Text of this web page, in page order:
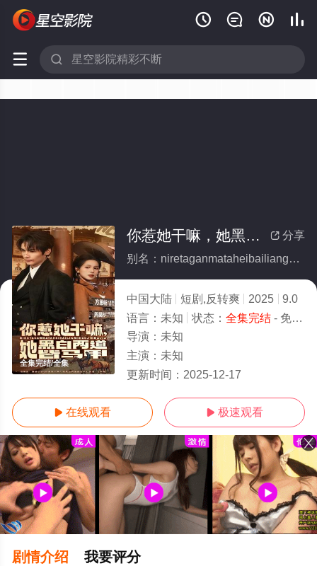
   
 
全集完结/全集
 分享
你惹她干嘛，她黑白两道皆马甲(全集)
别名：niretaganmataheibailiangdaojiemajia
中国大陆 短剧,反转爽 2025
9.0
语言： 未知 状态： 全集完结- 免费在线观看
导演： 未知
主演： 未知
更新时间： 2025-12-17
 在线观看  极速观看
剧情介绍 我要评分